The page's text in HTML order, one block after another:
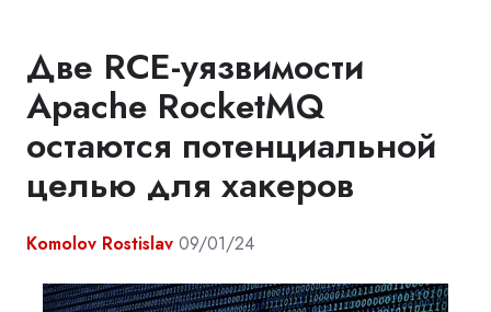
Две RCE-уязвимости
Apache RocketMQ
остаются потенциальной
целью для хакеров
Komolov Rostislav 09/01/24